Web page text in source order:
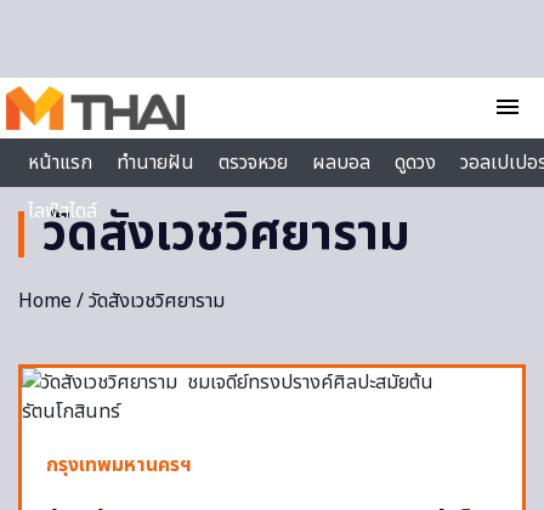
menu
หน้าแรก
ทำนายฝัน ตรวจหวย ผลบอล ดูดวง
วอลเปเป
ไลฟ์สไตล์
วัดสังเวชวิศยาราม
Home/ วัดสังเวชวิศยาราม
กรุงเทพมหานครฯ